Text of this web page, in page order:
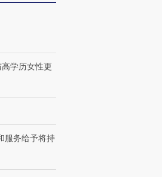
学历女性更
服务给予将持